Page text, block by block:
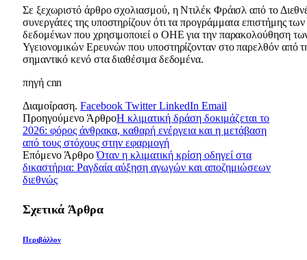
Σε ξεχωριστό άρθρο σχολιασμού, η Ντιλέκ Φράισλ από το
συνεργάτες της υποστηρίζουν ότι τα προγράμματα επιστήμης
δεδομένων που χρησιμοποιεί ο ΟΗΕ για την παρακολούθηση
Υγειονομικών Ερευνών που υποστηρίζονταν στο παρελθόν
σημαντικό κενό στα διαθέσιμα δεδομένα.
πηγή cnn
Διαμοίραση. Facebook Twitter LinkedIn Email
Προηγούμενο ΆρθροΗ κλιματική δράση δοκιμάζεται το
2026: φόρος άνθρακα, καθαρή ενέργεια και η μετάβαση
από τους στόχους στην εφαρμογή
Επόμενο ΆρθροΌταν η κλιματική κρίση οδηγεί στα
δικαστήρια: Ραγδαία αύξηση αγωγών και αποζημιώσεων
διεθνώς
Σχετικά Άρθρα
Περιβάλλον